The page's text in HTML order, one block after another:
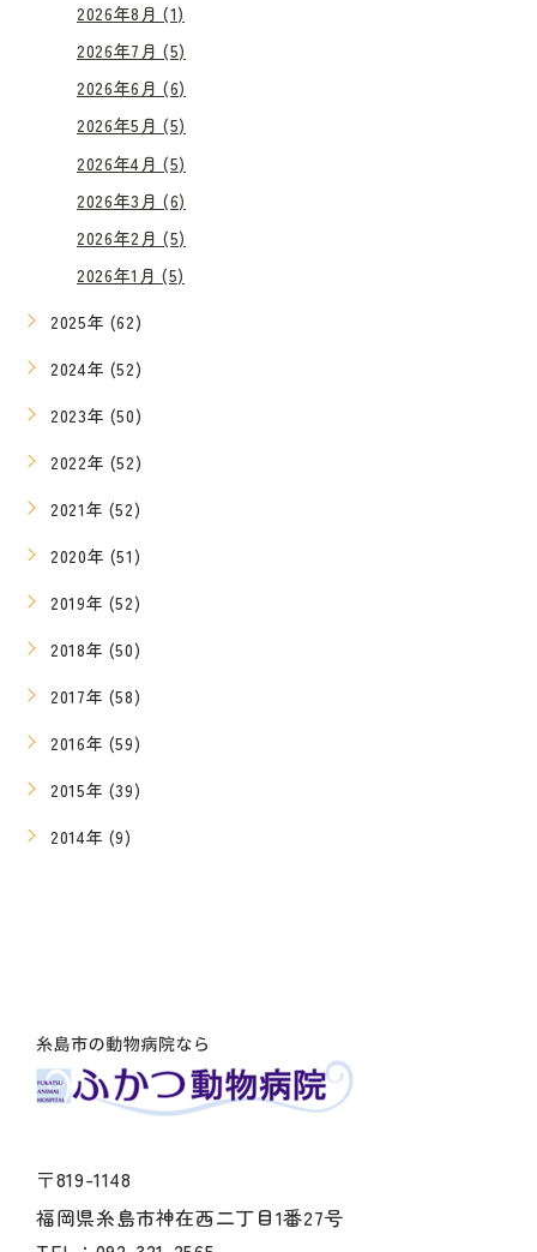
2026年8月 (1)
2026年7月 (5)
2026年6月 (6)
2026年5月 (5)
2026年4月 (5)
2026年3月 (6)
2026年2月 (5)
2026年1月 (5)
2025年 (62)
2024年 (52)
2023年 (50)
2022年 (52)
2021年 (52)
2020年 (51)
2019年 (52)
2018年 (50)
2017年 (58)
2016年 (59)
2015年 (39)
2014年 (9)
〒819-1148
福岡県糸島市神在西二丁目1番27号